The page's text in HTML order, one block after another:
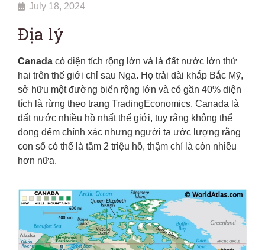
July 18, 2024
Địa lý
Canada có diện tích rộng lớn và là đất nước lớn thứ
hai trên thế giới chỉ sau Nga. Họ trải dài khắp Bắc Mỹ,
sở hữu một đường biển rộng lớn và có gần 40% diện
tích là rừng theo trang TradingEconomics. Canada là
đất nước nhiều hồ nhất thế giới, tuy rằng không thể
đong đếm chính xác nhưng người ta ước lượng rằng
con số có thể là tầm 2 triệu hồ, thậm chí là còn nhiều
hơn nữa.